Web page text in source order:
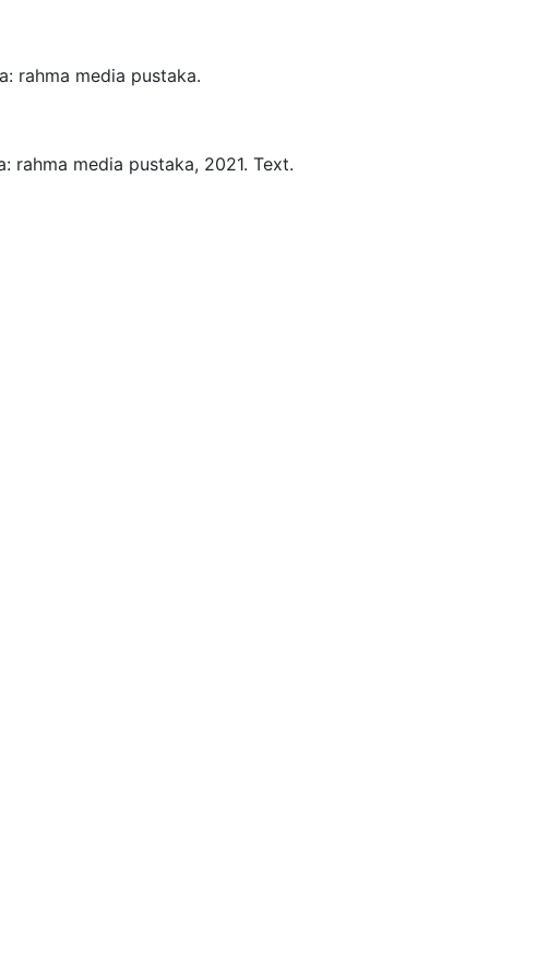
rahma media pustaka.
rahma media pustaka, 2021. Text.